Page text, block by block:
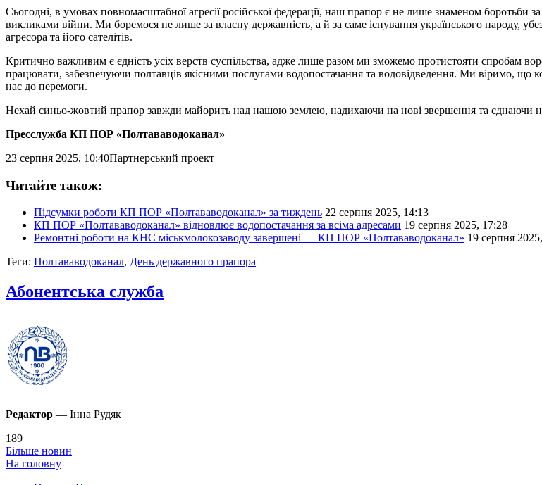
Сьогодні, в умовах повномасштабної агресії російської федерації, наш прапор є не лише знаменом боротьби
викликами війни. Ми боремося не лише за власну державність, а й за саме існування українського народу,
агресора та його сателітів.
Критично важливим є єдність усіх верств суспільства, адже лише разом ми зможемо протистояти спробам
працювати, забезпечуючи полтавців якісними послугами водопостачання та водовідведення. Ми віримо, що
нас до перемоги.
Нехай синьо-жовтий прапор завжди майорить над нашою землею, надихаючи на нові звершення та єднаючи
Пресслужба КП ПОР «Полтававодоканал»
23 серпня 2025, 10:40Партнерський проект
Читайте також:
Підсумки роботи КП ПОР «Полтававодоканал» за тиждень 22 серпня 2025, 14:13
КП ПОР «Полтававодоканал» відновлює водопостачання за всіма адресами 19 серпня 2025, 17:28
Ремонтні роботи на КНС міськмолокозаводу завершені — КП ПОР «Полтававодоканал» 19 серпня
Теги: Полтававодоканал, День державного прапора
Абонентська служба
Редактор — Інна Рудяк
189
Більше новин
На головну